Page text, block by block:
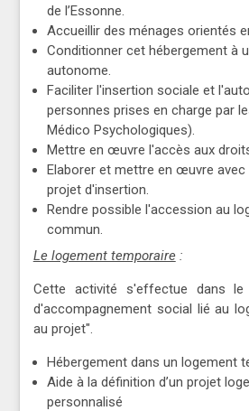
de l’Essonne.
Accueillir des ménages orientés
Conditionner cet hébergement à
autonome.
Faciliter l'insertion sociale et
personnes prises en charge par
Médico Psychologiques).
Mettre en œuvre l'accès aux
Elaborer et mettre en œuvre avec
projet d'insertion.
Rendre possible l'accession au
commun.
Le logement temporaire :
Cette activité s'effectue dans
d'accompagnement social lié au
au projet".
Hébergement dans un logement
Aide à la définition d’un projet
personnalisé